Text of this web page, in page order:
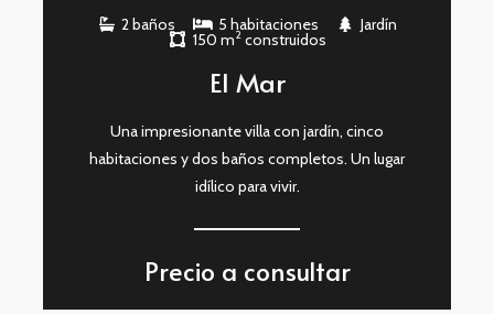
2 baños 5 habitaciones Jardín
150 m2construidos
El Mar
Una impresionante villa con jardín, cinco
habitaciones y dos baños completos. Un lugar
idílico para vivir.
Precio a consultar